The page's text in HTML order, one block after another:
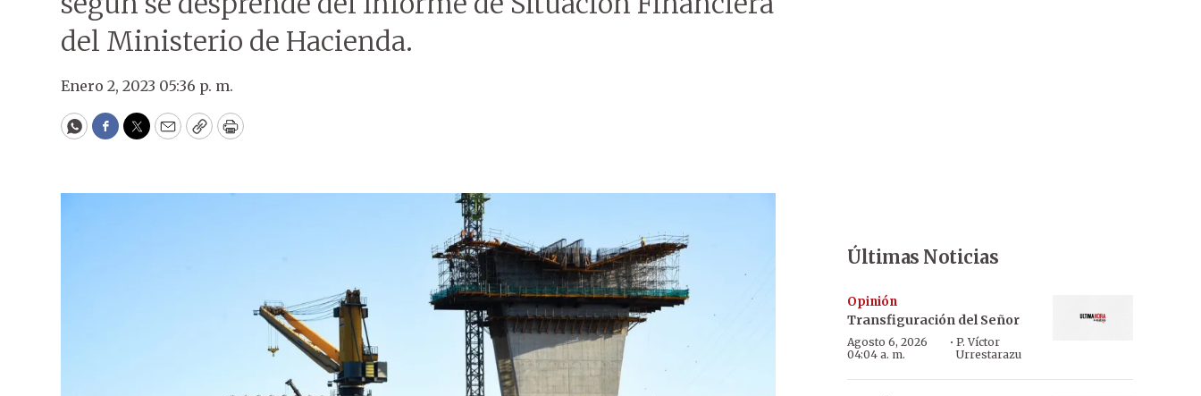
del Ministerio de Hacienda.
Enero 2, 2023 05:36 p. m.
WhatsApp
Facebook
Twitter
EmailCopyPrint
Últimas Noticias
Opinión
Transfiguración del Señor
Agosto 6, 2026
04:04 a. m.
· P. Víctor
Urrestarazu